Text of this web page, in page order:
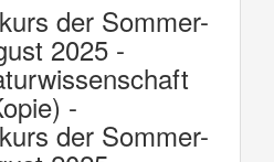
der Sommer-
2025 -
-
der Sommer-